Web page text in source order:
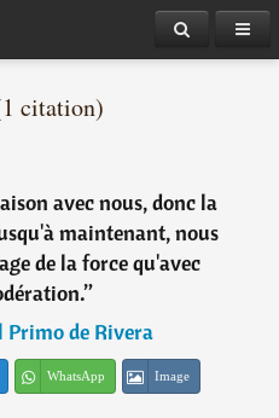
citation)
avec nous, donc la
maintenant, nous
de la force qu'avec
”
Primo de Rivera
WhatsApp Image